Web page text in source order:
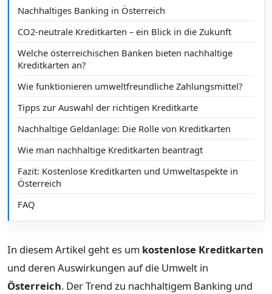
Nachhaltiges Banking in Österreich
CO2-neutrale Kreditkarten – ein Blick in die Zukunft
Welche österreichischen Banken bieten nachhaltige
Kreditkarten an?
Wie funktionieren umweltfreundliche Zahlungsmittel?
Tipps zur Auswahl der richtigen Kreditkarte
Nachhaltige Geldanlage: Die Rolle von Kreditkarten
Wie man nachhaltige Kreditkarten beantragt
Fazit: Kostenlose Kreditkarten und Umweltaspekte in
Österreich
FAQ
In diesem Artikel geht es um kostenlose Kreditkarten
und deren Auswirkungen auf die Umwelt in
Österreich. Der Trend zu nachhaltigem Banking und